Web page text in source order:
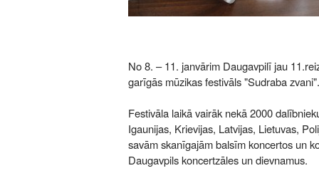
No 8. – 11. janvārim Daugavpilī jau
garīgās mūzikas festivāls "Sudraba zvani".
Festivāla laikā vairāk nekā 2000
Igaunijas, Krievijas, Latvijas, Lietuvas,
savām skanīgajām balsīm koncertos un
Daugavpils koncertzāles un dievnamus.